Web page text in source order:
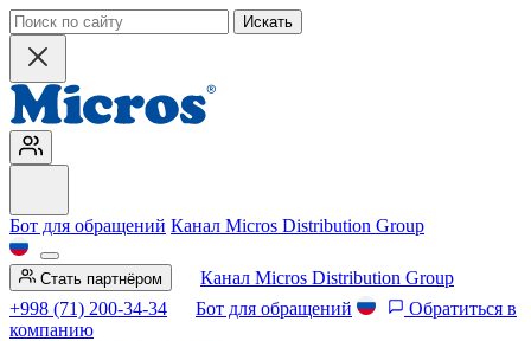
Искать
Бот для обращений Канал Micros Distribution Group
Стать партнёром
Канал Micros Distribution Group
+998 (71) 200-34-34
Бот для обращений
Обратиться в
компанию